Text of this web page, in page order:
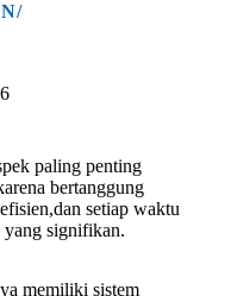
paling penting
bertanggung
dan setiap waktu
yang signifikan.
memiliki sistem